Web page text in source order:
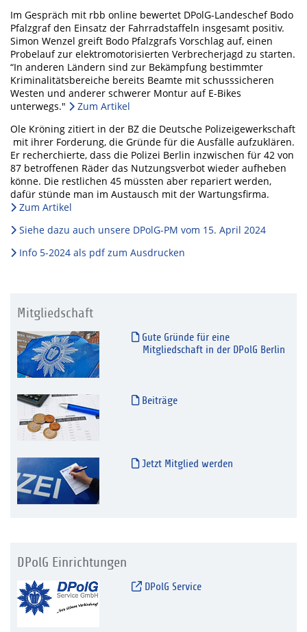
Im Gespräch mit rbb online bewertet DPolG-Landeschef Bodo
Pfalzgraf den Einsatz der Fahrradstaffeln insgesamt positiv.
Simon Wenzel greift Bodo Pfalzgrafs Vorschlag auf, einen
Probelauf zur elektromotorisierten Verbrecherjagd zu starten.
“In anderen Ländern sind zur Bekämpfung bestimmter
Kriminalitätsbereiche bereits Beamte mit schusssicheren
Westen und anderer schwerer Montur auf E-Bikes
unterwegs."
Zum Artikel
Ole Kröning zitiert in der BZ die Deutsche Polizeigewerkschaft
mit ihrer Forderung, die Gründe für die Ausfälle aufzuklären.
Er recherchierte, dass die Polizei Berlin inzwischen für 42 von
87 betroffenen Räder das Nutzungsverbot wieder aufheben
könne. Die restlichen 45 müssten aber repariert werden,
dafür stünde man im Austausch mit der Wartungsfirma.
Zum Artikel
Siehe dazu auch unsere DPolG-PM vom 15. April 2024
Info 5-2024 als pdf zum Ausdrucken
Mitgliedschaft
Gute Gründe für eine
Mitgliedschaft in der DPolG Berlin
Beiträge
Jetzt Mitglied werden
DPolG Einrichtungen
DPolG Service